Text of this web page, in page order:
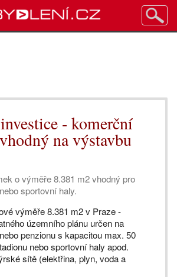
- komerční
na výstavbu
o výměře 8.381 m2 vhodný pro
sportovní haly.
výměře 8.381 m2 v Praze -
územního plánu určen na
penzionu s kapacitou max. 50
nebo sportovní haly apod.
sítě (elektřina, plyn, voda a